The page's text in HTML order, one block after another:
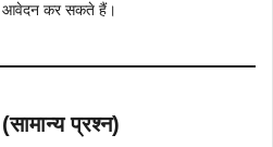
कर सकते हैं।
प्रश्न)